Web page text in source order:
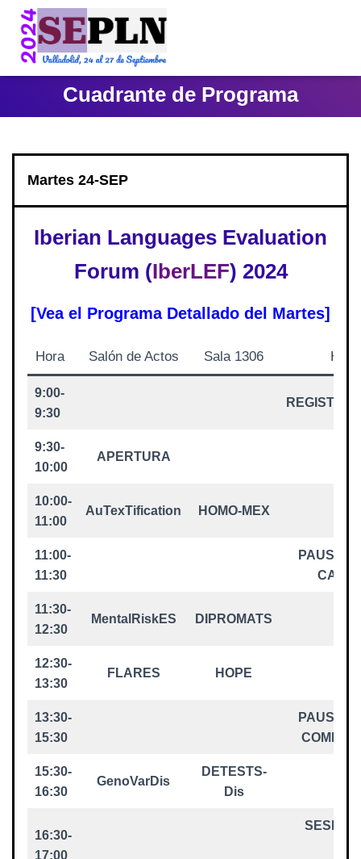
Cuadrante de Programa
Martes 24-SEP
Iberian Languages Evaluation
Forum (IberLEF) 2024
[Vea el Programa Detallado del Martes]
Hora Salón de Actos Sala 1306 Hall
9:00-
9:30
REGISTRO
9:30-
10:00
APERTURA
10:00-
11:00
AuTexTification HOMO-MEX
11:00-
11:30
PAUSA –
CAFÉ
11:30-
12:30
MentalRiskES DIPROMATS
12:30-
13:30
FLARES HOPE
13:30-
15:30
PAUSA –
COMIDA
15:30-
16:30
GenoVarDis
DETESTS-
Dis
16:30-
17:00
SESIÓN